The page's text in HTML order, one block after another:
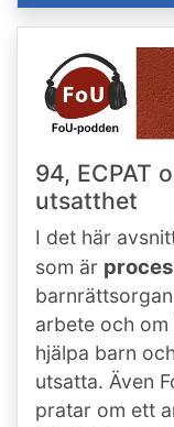
94, ECPAT
utsatthet
I det här
som är
arbete och
hjälpa barn
utsatta. Även
pratar om ett